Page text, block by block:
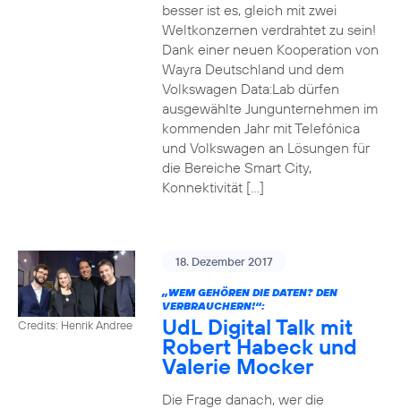
besser ist es, gleich mit zwei
Weltkonzernen verdrahtet zu sein!
Dank einer neuen Kooperation von
Wayra Deutschland und dem
Volkswagen Data:Lab dürfen
ausgewählte Jungunternehmen im
kommenden Jahr mit Telefónica
und Volkswagen an Lösungen für
die Bereiche Smart City,
Konnektivität […]
Credits: Henrik Andree
18. Dezember 2017
„WEM GEHÖREN DIE DATEN? DEN
VERBRAUCHERN!“:
UdL Digital Talk mit
Robert Habeck und
Valerie Mocker
Die Frage danach, wer die